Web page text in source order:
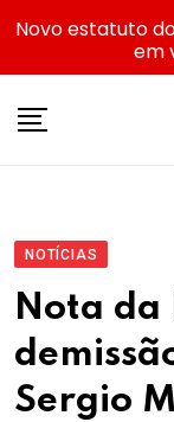
NOTÍCIAS
Nota da
Sergio
Novo estatuto
em